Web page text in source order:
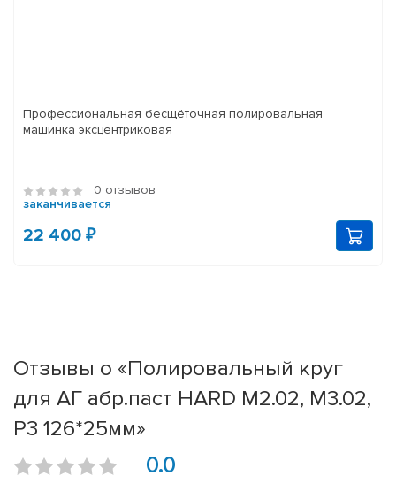
Профессиональная бесщёточная полировальная
машинка эксцентриковая
0 отзывов
заканчивается
22 400 ₽
Отзывы о «Полировальный круг
для АГ абр.паст HARD M2.02, M3.02,
P3 126*25мм»
0.0